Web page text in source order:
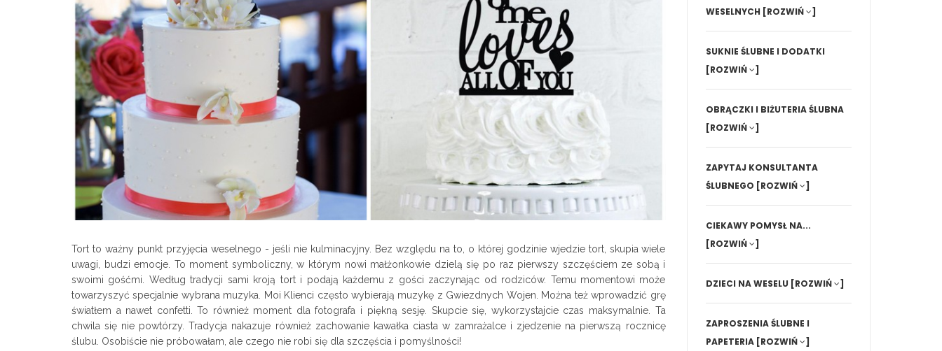
Tort to ważny punkt przyjęcia weselnego - jeśli nie kulminacyjny. Bez względu na to, o której godzinie wjedzie tort, skupia wiele
uwagi, budzi emocje. To moment symboliczny, w którym nowi małżonkowie dzielą się po raz pierwszy szczęściem ze sobą i
swoimi gośćmi. Według tradycji sami kroją tort i podają każdemu z gości zaczynając od rodziców. Temu momentowi może
towarzyszyć specjalnie wybrana muzyka. Moi Klienci często wybierają muzykę z Gwiezdnych Wojen. Można też wprowadzić grę
światłem a nawet confetti. To również moment dla fotografa i piękną sesję. Skupcie się, wykorzystajcie czas maksymalnie. Ta
chwila się nie powtórzy. Tradycja nakazuje również zachowanie kawałka ciasta w zamrażalce i zjedzenie na pierwszą rocznicę
ślubu. Osobiście nie próbowałam, ale czego nie robi się dla szczęścia i pomyślności!
WESELNYCH [ROZWIŃ ]
SUKNIE ŚLUBNE I DODATKI
[ROZWIŃ
]
OBRĄCZKI I BIŻUTERIA ŚLUBNA
[ROZWIŃ
]
ZAPYTAJ KONSULTANTA
ŚLUBNEGO [ROZWIŃ ]
CIEKAWY POMYSŁ NA...
[ROZWIŃ
]
DZIECI NA WESELU [ROZWIŃ ]
ZAPROSZENIA ŚLUBNE I
PAPETERIA [ROZWIŃ ]